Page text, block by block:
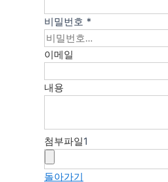
비밀번호 *
이메일
내용
첨부파일1
돌아가기